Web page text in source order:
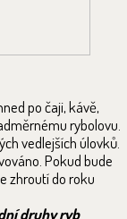
po čaji, kávě,
rybolovu.
vedlejších úlovků.
Pokud bude
zhroutí do roku
druhy ryb